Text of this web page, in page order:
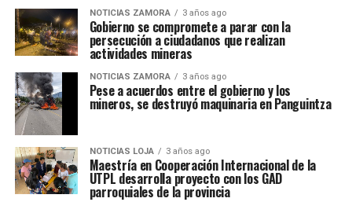
NOTICIAS ZAMORA 3 años ago
Gobierno se compromete a parar con la
persecución a ciudadanos que realizan
actividades mineras
NOTICIAS ZAMORA 3 años ago
Pese a acuerdos entre el gobierno y los
mineros, se destruyó maquinaria en Panguintza
NOTICIAS LOJA 3 años ago
Maestría en Cooperación Internacional de la
UTPL desarrolla proyecto con los GAD
parroquiales de la provincia